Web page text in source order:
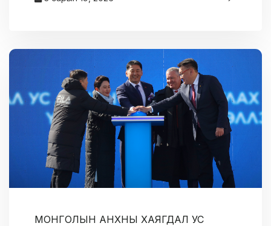
МОНГОЛЫН АНХНЫ ХАЯГДАЛ УС